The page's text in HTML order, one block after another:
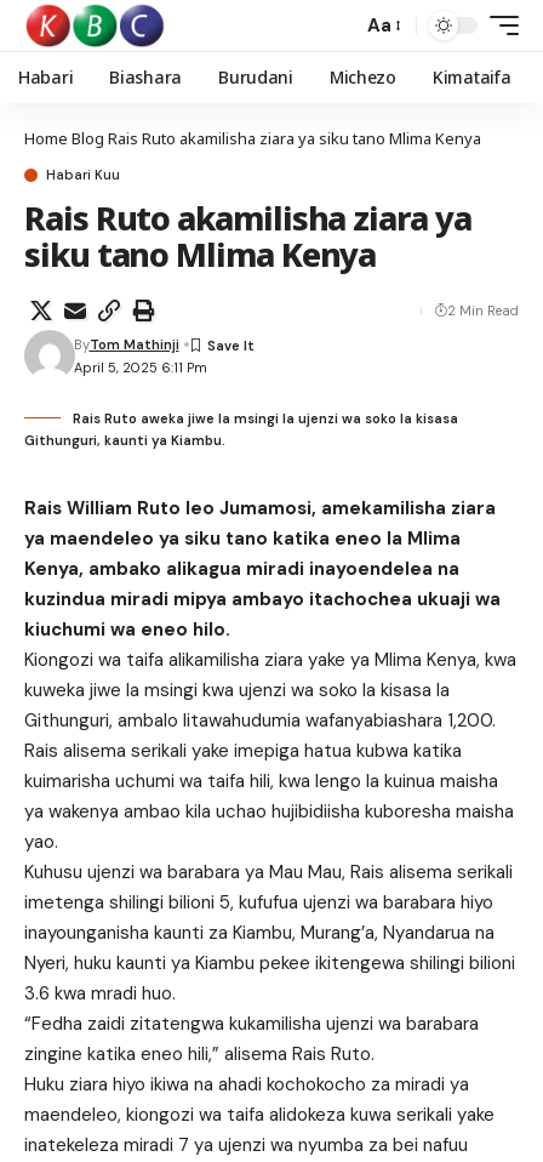
Aa
Habari Biashara Burudani Michezo Kimataifa
Home Blog Rais Ruto akamilisha ziara ya siku tano Mlima Kenya
Habari Kuu
Rais Ruto akamilisha ziara ya
siku tano Mlima Kenya
April 5, 2025 6:11 Pm
ByTom Mathinji
2 Min Read
Rais Ruto aweka jiwe la msingi la ujenzi wa soko la kisasa
Githunguri, kaunti ya Kiambu.
Rais William Ruto leo Jumamosi, amekamilisha ziara
ya maendeleo ya siku tano katika eneo la Mlima
Kenya, ambako alikagua miradi inayoendelea na
kuzindua miradi mipya ambayo itachochea ukuaji wa
kiuchumi wa eneo hilo.
Kiongozi wa taifa alikamilisha ziara yake ya Mlima Kenya, kwa
kuweka jiwe la msingi kwa ujenzi wa soko la kisasa la
Githunguri, ambalo litawahudumia wafanyabiashara 1,200.
Rais alisema serikali yake imepiga hatua kubwa katika
kuimarisha uchumi wa taifa hili, kwa lengo la kuinua maisha
ya wakenya ambao kila uchao hujibidiisha kuboresha maisha
yao.
Kuhusu ujenzi wa barabara ya Mau Mau, Rais alisema serikali
imetenga shilingi bilioni 5, kufufua ujenzi wa barabara hiyo
inayounganisha kaunti za Kiambu, Murang’a, Nyandarua na
Nyeri, huku kaunti ya Kiambu pekee ikitengewa shilingi bilioni
3.6 kwa mradi huo.
“Fedha zaidi zitatengwa kukamilisha ujenzi wa barabara
zingine katika eneo hili,” alisema Rais Ruto.
Huku ziara hiyo ikiwa na ahadi kochokocho za miradi ya
maendeleo, kiongozi wa taifa alidokeza kuwa serikali yake
inatekeleza miradi 7 ya ujenzi wa nyumba za bei nafuu